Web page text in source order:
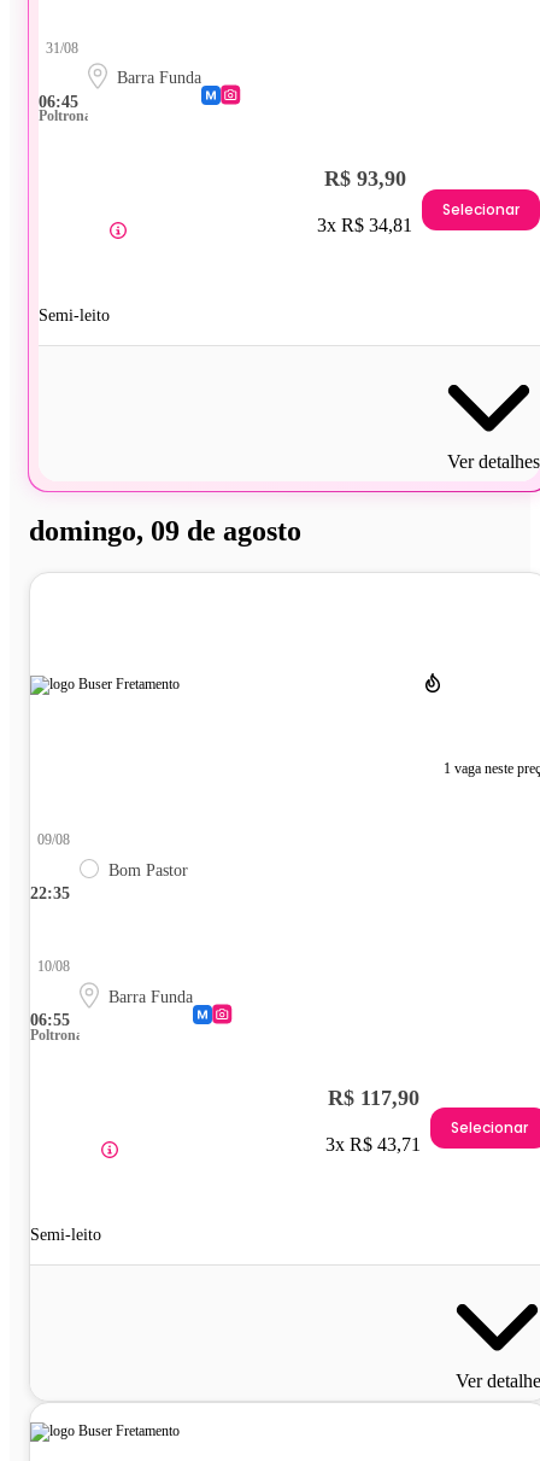
06:45
31/08
Barra Funda
Poltrona
Semi-leito
R$ 93,90
3x R$ 34,81
Selecionar
Ver detalhes
domingo, 09 de agosto
1 vaga neste
22:35
09/08
Bom Pastor
06:55
10/08
Barra Funda
Poltrona
Semi-leito
R$ 117,90
3x R$ 43,71
Selecionar
Ver